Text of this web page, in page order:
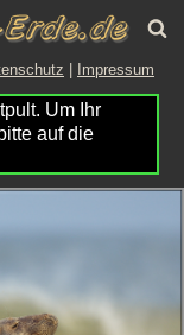
Impressum
Um Ihr
auf die